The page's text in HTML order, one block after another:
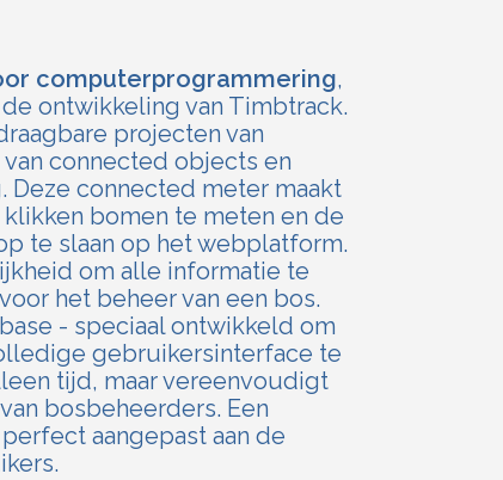
computerprogrammering,
ontwikkeling van Timbtrack.
projecten van
connected objects en
Deze connected meter maakt
bomen te meten en de
te slaan op het webplatform.
om alle informatie te
het beheer van een bos.
- speciaal ontwikkeld om
gebruikersinterface te
tijd, maar vereenvoudigt
bosbeheerders. Een
aangepast aan de